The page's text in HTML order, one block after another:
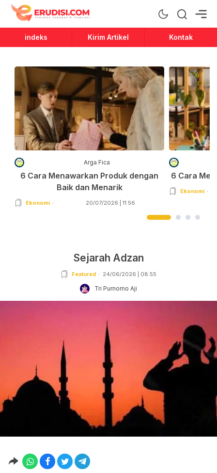
Erudisi
Temukan Jawaban dan Inspirasi
indeks Kirim Artikel Kontak
Arga Fica
6 Cara Menawarkan Produk dengan
Baik dan Menarik
Ekonomi 20/07/2026 | 11:56
6 Cara
Ekonomi
Sejarah Adzan
Featured 24/06/2026 | 08:55
Tri Purnomo Aji